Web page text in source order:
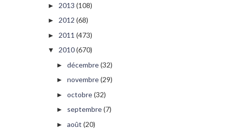
► 2013 (108)
► 2012 (68)
► 2011 (473)
▼ 2010(670)
► décembre(32)
► novembre(29)
► octobre(32)
► septembre(7)
► août (20)